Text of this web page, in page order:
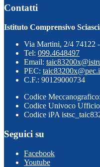
Contatti
Istituto Comprensivo
Via Martini, 2/4 74122
Tel: 099.4648497
Email:
PEC:
C.F.: 90129000734
Codice
Codice Univoco
Codice iPA
Seguici su
Facebook
Youtube